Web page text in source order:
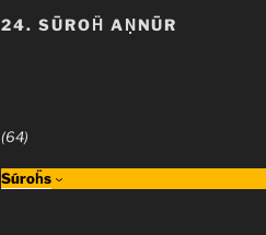
24. SŪROḦ AṆNŪR
(64)
Súroḧs